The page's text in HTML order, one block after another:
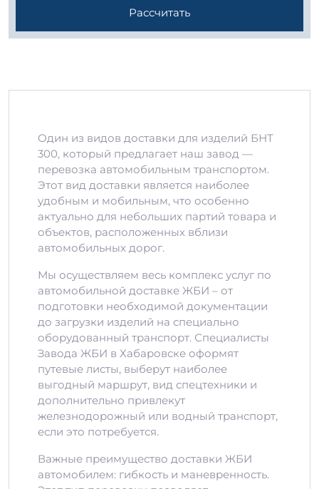
Рассчитать
Один из видов доставки для изделий БНТ
300, который предлагает наш завод —
перевозка автомобильным транспортом.
Этот вид доставки является наиболее
удобным и мобильным, что особенно
актуально для небольших партий товара и
объектов, расположенных вблизи
автомобильных дорог.
Мы осуществляем весь комплекс услуг по
автомобильной доставке ЖБИ – от
подготовки необходимой документации
до загрузки изделий на специально
оборудованный транспорт. Специалисты
Завода ЖБИ в Хабаровске оформят
путевые листы, выберут наиболее
выгодный маршрут, вид спецтехники и
дополнительно привлекут
железнодорожный или водный транспорт,
если это потребуется.
Важные преимущество доставки ЖБИ
автомобилем: гибкость и маневренность.